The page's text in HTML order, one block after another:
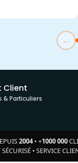
←
Client
& Particuliers
2004• +1000 000
• SERVICE